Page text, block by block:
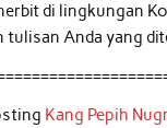
di lingkungan
tulisan Anda yang
Kang Pepih